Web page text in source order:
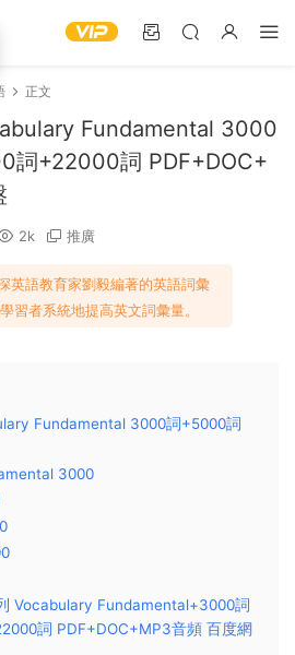
正文
Fundamental 3000
詞+22000詞 PDF+DOC+
2k 推廣
英語教育家劉毅編著的英語詞彙
習者系統地提高英文詞彙量。
Fundamental 3000詞+5000詞
3000
Vocabulary Fundamental+3000詞
詞 PDF+DOC+MP3音頻 百度網